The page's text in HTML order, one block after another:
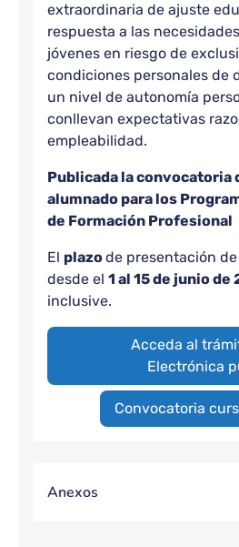
extraordinaria de ajuste
respuesta a las
jóvenes en riesgo de
condiciones personales de
un nivel de autonomía
conllevan expectativas
empleabilidad.
Publicada la convocatoria
alumnado para los
de Formación Profesional
El plazode presentación
desde el 1 al 15 de junio de
inclusive.
Acceda al
Electrónica
Convocatoria
Anexos